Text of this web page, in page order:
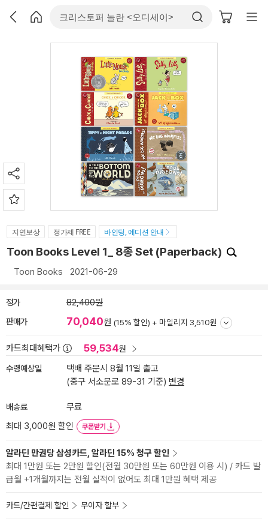
지연보상 정가제 FREE 바인딩, 에디션 안내
Toon Books Level 1_ 8종 Set (Paperback)
Toon Books 2021-06-29
정가 82,400원
판매가 70,040원 (15% 할인) + 마일리지 3,510원
카드최대혜택가 59,534원
수령예상일
택배 주문시 8월 11일 출고
(중구 서소문로 89-31 기준) 변경
배송료
무료
최대 3,000원 할인
쿠폰받기
알라딘 만권당 삼성카드, 알라딘 15% 청구 할인
최대 1만원 또는 2만원 할인(전월 30만원 또는 60만원 이용 시) / 카드 발
급월 +1개월까지는 전월 실적이 없어도 최대 1만원 혜택 제공
카드/간편결제 할인 무이자 할부